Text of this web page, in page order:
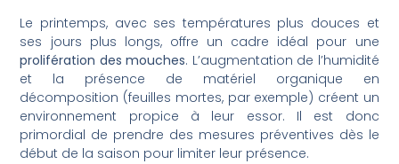
Le printemps, avec ses températures plus douces et
ses jours plus longs, offre un cadre idéal pour une
prolifération des mouches. L’augmentation de l’humidité
et la présence de matériel organique en
décomposition (feuilles mortes, par exemple) créent un
environnement propice à leur essor. Il est donc
primordial de prendre des mesures préventives dès le
début de la saison pour limiter leur présence.